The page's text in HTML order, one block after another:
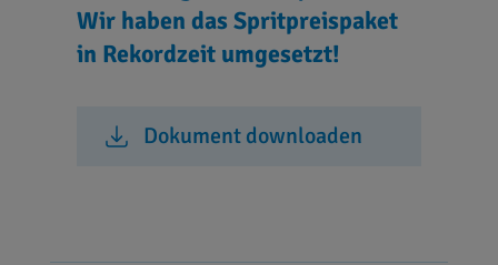
Wir haben das Spritpreispaket
in Rekordzeit umgesetzt!
Dokument downloaden